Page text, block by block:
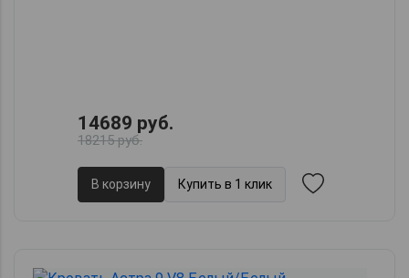
14689 руб.
18215 руб.
В корзину Купить в 1 клик